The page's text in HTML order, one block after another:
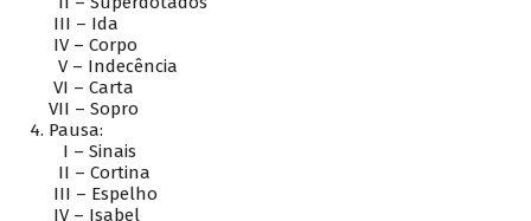
III – Ida
IV – Corpo
V – Indecência
VI – Carta
VII – Sopro
4. Pausa:
I – Sinais
II – Cortina
III – Espelho
IV – Isabel